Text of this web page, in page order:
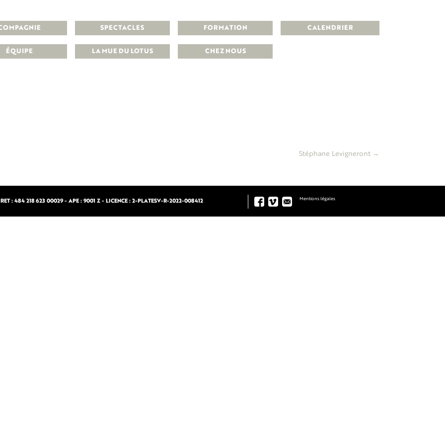
ÉQUIPE
SPECTACLES
LA MUE DU LOTUS
FORMATION
CHEZ NOUS
CALENDRIER
Stéphane Levigneront →
: 484 218 623 00029 - APE : 9001 Z - LICENCE : 2-PLATESV-R-2022-008412 Mentions légales